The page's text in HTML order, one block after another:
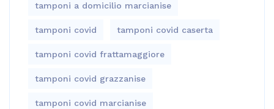
tamponi a domicilio marcianise
tamponi covid tamponi covid caserta
tamponi covid frattamaggiore
tamponi covid grazzanise
tamponi covid marcianise